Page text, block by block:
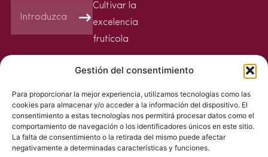
Gestión del consentimiento
Para proporcionar la mejor experiencia, utilizamos tecnologías como las
cookies para almacenar y/o acceder a la información del dispositivo. El
consentimiento a estas tecnologías nos permitirá procesar datos como el
comportamiento de navegación o los identificadores únicos en este sitio.
La falta de consentimiento o la retirada del mismo puede afectar
negativamente a determinadas características y funciones.
Cultivar la
excelencia
frutícola
plaguicidas
Nuestras noticias
Únete a nosotros